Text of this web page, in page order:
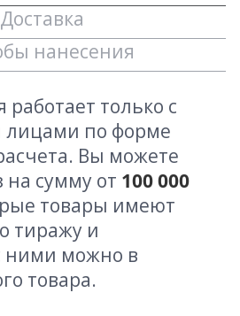
Доставка
нанесения
только с
по форме
Вы можете
на сумму от 100 000
товары имеют
тиражу и
ними можно в
товара.